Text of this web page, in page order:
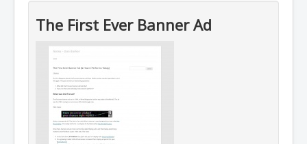
The First Ever Banner Ad